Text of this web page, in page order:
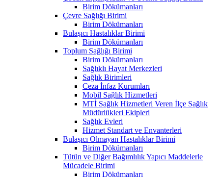
Birim Dökümanları
Çevre Sağlığı Birimi
Birim Dökümanları
Bulaşıcı Hastalıklar Birimi
Birim Dökümanları
Toplum Sağlığı Birimi
Birim Dökümanları
Sağlıklı Hayat Merkezleri
Sağlık Birimleri
Ceza İnfaz Kurumları
Mobil Sağlık Hizmetleri
MTİ Sağlık Hizmetleri Veren İlçe Sağlık
Müdürlükleri Ekipleri
Sağlık Evleri
Hizmet Standart ve Envanterleri
Bulaşıcı Olmayan Hastalıklar Birimi
Birim Dökümanları
Tütün ve Diğer Bağımlılık Yapıcı Maddelerle
Mücadele Birimi
Birim Dökümanları